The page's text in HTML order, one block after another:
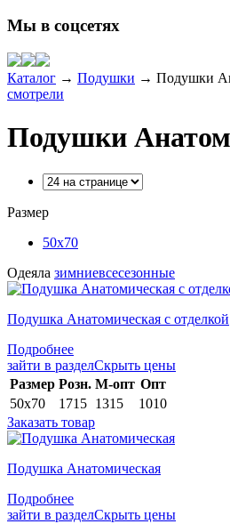
Мы в соцсетях
Каталог → Подушки → Подушки
смотрели
Подушки
Размер
50х70
Одеяла зимниевсесезонные
Подушка Анатомическая с отделкой
Подробнее
зайти в разделСкрыть цены
Раз­мер Розн. М-опт Опт
50х70
1715 1315
1010
Заказать товар
Подушка Анатомическая
Подробнее
зайти в разделСкрыть цены